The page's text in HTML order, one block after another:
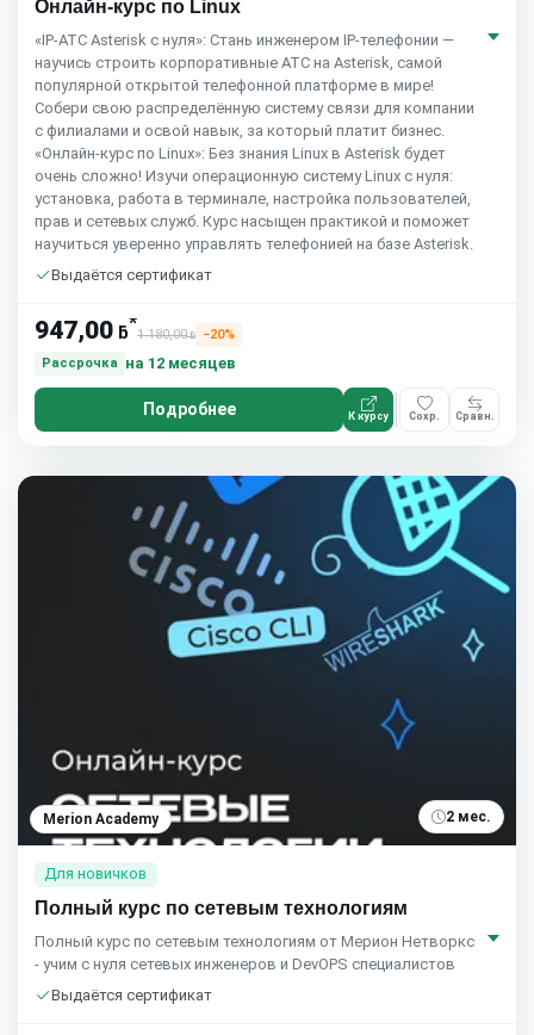
Онлайн-курс по Linux
«IP-АТС Asterisk с нуля»: Стань инженером IP-телефонии —
научись строить корпоративные АТС на Asterisk, самой
популярной открытой телефонной платформе в мире!
Собери свою распределённую систему связи для компании
с филиалами и освой навык, за который платит бизнес.
«Онлайн-курс по Linux»: Без знания Linux в Asterisk будет
очень сложно! Изучи операционную систему Linux с нуля:
установка, работа в терминале, настройка пользователей,
прав и сетевых служб. Курс насыщен практикой и поможет
научиться уверенно управлять телефонией на базе Asterisk.
Выдаётся сертификат
947,00 ƃ*
1 180,00ƃ
−20%
Рассрочка
на 12 месяцев
Подробнее К курсу Сохр. Сравн.
Merion Academy 2 мес.
Для новичков
Полный курс по сетевым технологиям
Полный курс по сетевым технологиям от Мерион Нетворкс
- учим с нуля сетевых инженеров и DevOPS специалистов
Выдаётся сертификат